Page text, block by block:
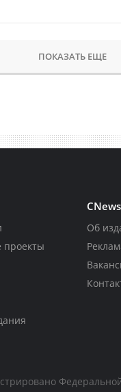
ПОКАЗАТЬ ЕЩЕ
проекты
CNews
Об